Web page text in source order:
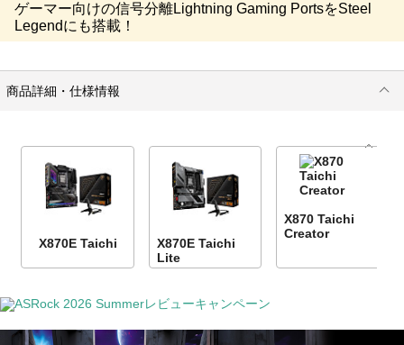
ゲーマー向けの信号分離Lightning Gaming PortsをSteel
Legendにも搭載！
商品詳細・仕様情報
X870E Taichi
X870E Taichi
Lite
X870 Taichi
Creator